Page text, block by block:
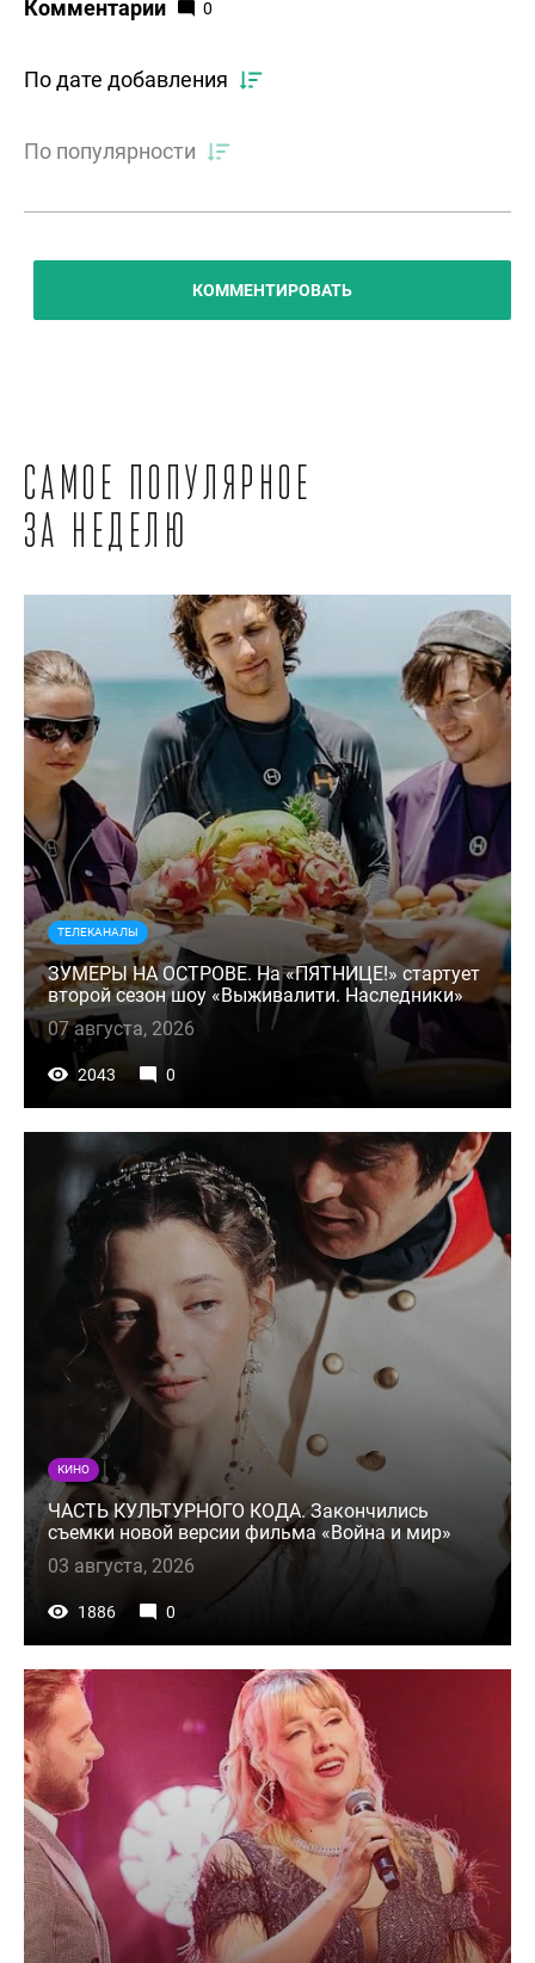
Комментарии 0
По дате добавления
По популярности
КОММЕНТИРОВАТЬ
Самое популярное
за неделю
ТЕЛЕКАНАЛЫ
ЗУМЕРЫ НА ОСТРОВЕ. На «ПЯТНИЦЕ!» стартует
второй сезон шоу «Выживалити. Наследники»
07 августа, 2026
2043 0
КИНО
ЧАСТЬ КУЛЬТУРНОГО КОДА. Закончились
съемки новой версии фильма «Война и мир»
03 августа, 2026
1886 0